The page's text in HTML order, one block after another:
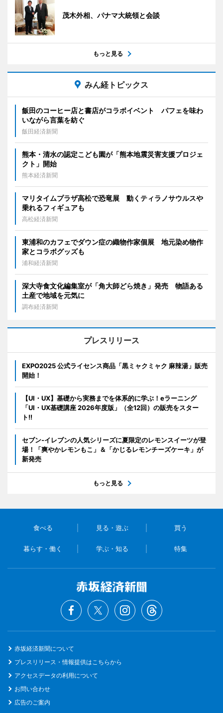
茂木外相、パナマ大統領と会談
もっと見る
みん経トピックス
飯田のコーヒー店と書店がコラボイベント パフェを味わ
いながら言葉を紡ぐ
飯田経済新聞
熊本・清水の認定こども園が「熊本地震災害支援プロジェ
クト」開始
熊本経済新聞
マリタイムプラザ高松で恐竜展 動くティラノサウルスや
乗れるフィギュアも
高松経済新聞
東浦和のカフェでダウン症の織物作家個展 地元染め物作
家とコラボグッズも
浦和経済新聞
深大寺食文化編集室が「角大師どら焼き」発売 物語ある
土産で地域を元気に
調布経済新聞
プレスリリース
EXPO2025 公式ライセンス商品「黒ミャクミャク 麻辣湯」販売
開始！
【UI・UX】基礎から実務までを体系的に学ぶ！eラーニング
「UI・UX基礎講座 2026年度版」（全12回）の販売をスター
ト!!
セブン‐イレブンの人気シリーズに夏限定のレモンスイーツが登
場！「爽やかレモンもこ」＆「かじるレモンチーズケーキ」が
新発売
もっと見る
食べる 見る・遊ぶ 買う
暮らす・働く 学ぶ・知る 特集
赤坂経済新聞について
プレスリリース・情報提供はこちらから
アクセスデータの利用について
お問い合わせ
広告のご案内